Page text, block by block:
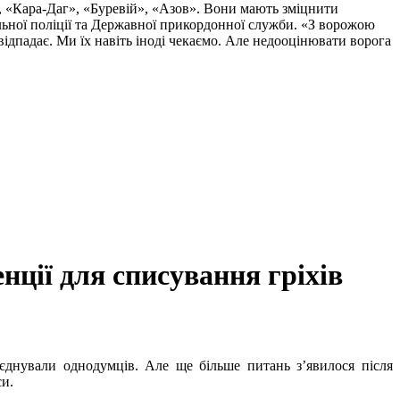
«Кара-Даг», «Буревій», «Азов». Вони мають зміцнити
поліції та Державної прикордонної служби. «З ворожою
Ми їх навіть іноді чекаємо. Але недооцінювати ворога
для списування гріхів
однодумців. Але ще більше питань з’явилося після